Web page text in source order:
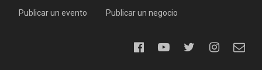
Publicar un evento Publicar un negocio